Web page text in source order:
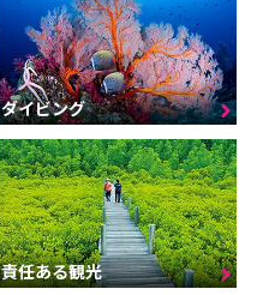
ダイビング
責任ある観光